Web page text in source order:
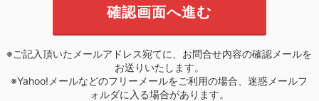
※ご記入頂いたメールアドレス宛てに、お問合せ内容の確認メールを
お送りいたします。
※Yahoo!メールなどのフリーメールをご利用の場合、迷惑メールフ
ォルダに入る場合があります。